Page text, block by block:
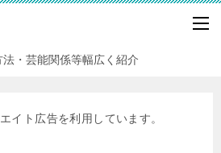
・芸能関係等幅広く紹介
イト広告を利用しています。